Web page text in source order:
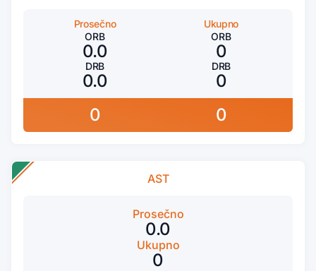
Prosečno
ORB
0.0
DRB
0.0
Ukupno
ORB
0
DRB
0
0
0
AST
Prosečno
0.0
Ukupno
0